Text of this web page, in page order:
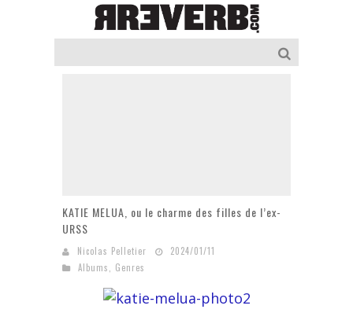
KATIE MELUA, ou le charme des filles de l’ex-
URSS
Nicolas Pelletier
2024/01/11
Albums
Genres